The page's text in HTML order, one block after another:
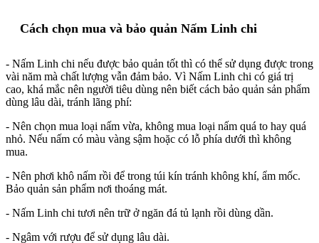
Cách chọn mua và bảo quản Nấm Linh chi
- Nấm Linh chi nếu được bảo quản tốt thì có thể sử dụng được trong
vài năm mà chất lượng vẫn đảm bảo. Vì Nấm Linh chi có giá trị
cao, khá mắc nên người tiêu dùng nên biết cách bảo quản sản phẩm
dùng lâu dài, tránh lãng phí:
- Nên chọn mua loại nấm vừa, không mua loại nấm quá to hay quá
nhỏ. Nếu nấm có màu vàng sậm hoặc có lỗ phía dưới thì không
mua.
- Nên phơi khô nấm rồi để trong túi kín tránh không khí, ẩm mốc.
Bảo quản sản phẩm nơi thoáng mát.
- Nấm Linh chi tươi nên trữ ở ngăn đá tủ lạnh rồi dùng dần.
- Ngâm với rượu để sử dụng lâu dài.